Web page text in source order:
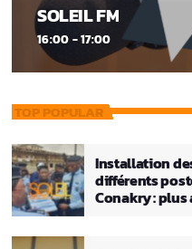
SOLEIL FM
16:00 - 17:00
TOP POPULAR
Installation
différents
Conakry :